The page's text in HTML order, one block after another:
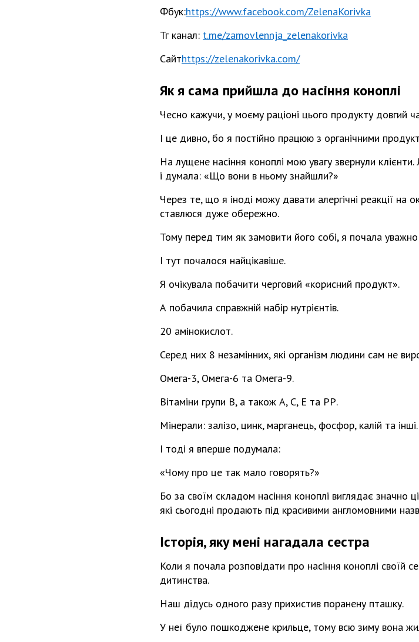
Фбук:https://www.facebook.com/ZelenaKorivka
Тг канал: t.me/zamovlennja_zelenakorivka
Сайтhttps://zelenakorivka.com/
Як я сама прийшла до насіння коноплі
Чесно кажучи, у моєму раціоні цього продукту довгий
І це дивно, бо я постійно працюю з органічними
На лущене насіння коноплі мою увагу звернули
і думала: «Що вони в ньому знайшли?»
Через те, що я іноді можу давати алергічні реакції на
ставлюся дуже обережно.
Тому перед тим як замовити його собі, я почала
І тут почалося найцікавіше.
Я очікувала побачити черговий «корисний продукт».
А побачила справжній набір нутрієнтів.
20 амінокислот.
Серед них 8 незамінних, які організм людини сам не
Омега-3, Омега-6 та Омега-9.
Вітаміни групи В, а також А, С, Е та РР.
Мінерали: залізо, цинк, марганець, фосфор, калій та інші.
І тоді я вперше подумала:
«Чому про це так мало говорять?»
Бо за своїм складом насіння коноплі виглядає значно
які сьогодні продають під красивими англомовними
Історія, яку мені нагадала сестра
Коли я почала розповідати про насіння коноплі своїй
дитинства.
Наш дідусь одного разу прихистив поранену пташку.
У неї було пошкоджене крильце, тому всю зиму вона